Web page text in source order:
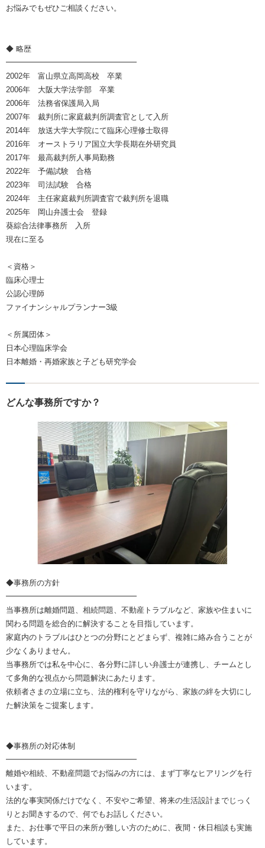
お悩みでもぜひご相談ください。
◆ 略歴
━━━━━━━━━━━━━━━━━
2002年 富山県立高岡高校 卒業
2006年 大阪大学法学部 卒業
2006年 法務省保護局入局
2007年 裁判所に家庭裁判所調査官として入所
2014年 放送大学大学院にて臨床心理修士取得
2016年 オーストラリア国立大学長期在外研究員
2017年 最高裁判所人事局勤務
2022年 予備試験 合格
2023年 司法試験 合格
2024年 主任家庭裁判所調査官で裁判所を退職
2025年 岡山弁護士会 登録
葵綜合法律事務所 入所
現在に至る
＜資格＞
臨床心理士
公認心理師
ファイナンシャルプランナー3級
＜所属団体＞
日本心理臨床学会
日本離婚・再婚家族と子ども研究学会
どんな事務所ですか？
◆事務所の方針
━━━━━━━━━━━━━━━━━
当事務所は離婚問題、相続問題、不動産トラブルなど、家族や住まいに
関わる問題を総合的に解決することを目指しています。
家庭内のトラブルはひとつの分野にとどまらず、複雑に絡み合うことが
少なくありません。
当事務所では私を中心に、各分野に詳しい弁護士が連携し、チームとし
て多角的な視点から問題解決にあたります。
依頼者さまの立場に立ち、法的権利を守りながら、家族の絆を大切にし
た解決策をご提案します。
◆事務所の対応体制
━━━━━━━━━━━━━━━━━
離婚や相続、不動産問題でお悩みの方には、まず丁寧なヒアリングを行
います。
法的な事実関係だけでなく、不安やご希望、将来の生活設計までじっく
りとお聞きするので、何でもお話しください。
また、お仕事で平日の来所が難しい方のために、夜間・休日相談も実施
しています。